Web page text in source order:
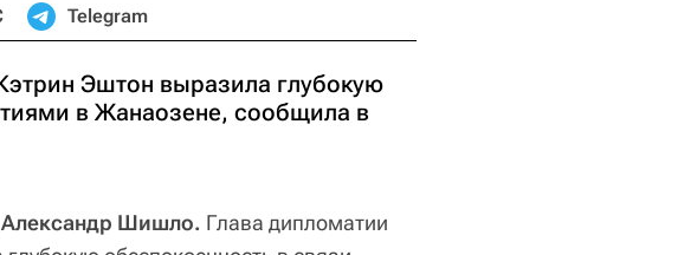
Telegram
Эштон выразила глубокую
в Жанаозене, сообщила в
Шишло. Глава дипломатии